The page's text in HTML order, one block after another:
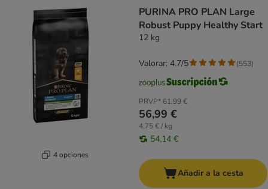
4 opciones
PURINA PRO PLAN Large
Robust Puppy Healthy Start
12 kg
PRVP* 61,99 €
56,99 €
4,75 € / kg
54,14 €
Valorar: 4.7/5 (553)
Añadir a la cesta